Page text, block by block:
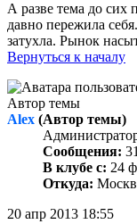
А разве тема до сих
давно пережила
затухла. Рынок
Вернуться к началу
Автор темы
Alex (Автор темы)
Сообщения:
В клубе с: 24
Откуда:
20 апр 2013 18:55